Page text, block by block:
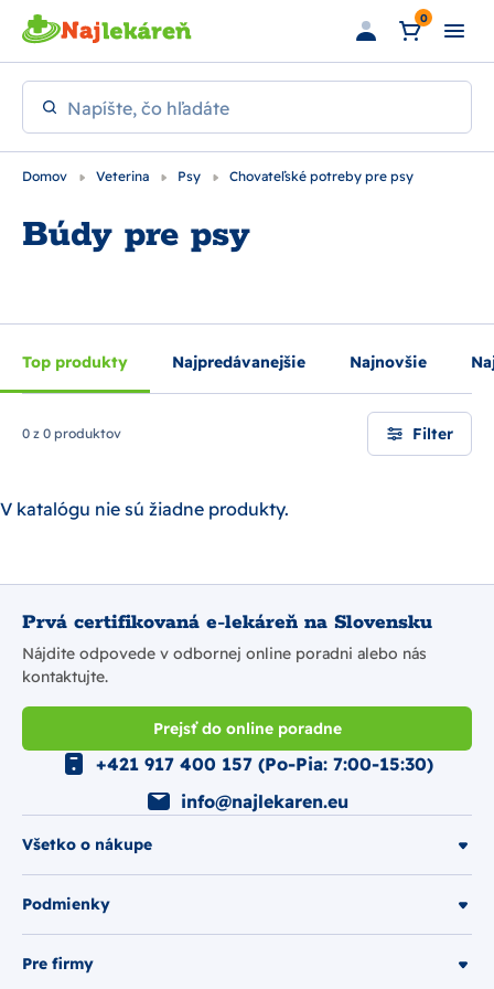
Preskočiť na hlavný obsah 0
Napíšte, čo hľadáte
Domov Veterina Psy Chovateľské potreby pre psy
Búdy pre psy
Top produkty Najpredávanejšie Najnovšie
0 z 0 produktov Filter
V katalógu nie sú žiadne produkty.
Prvá certifikovaná e-lekáreň na Slovensku
Nájdite odpovede v odbornej online poradni alebo nás
kontaktujte.
Prejsť do online poradne
Všetko o nákupe
Podmienky
Pre firmy
+421 917 400 157 (Po-Pia: 7:00-15:30)
info@najlekaren.eu